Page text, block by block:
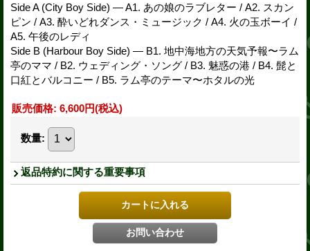
Side A (City Boy Side) — A1. あの娘のラブレター / A2. スカン
ピン / A3. 酔いどれダンス・ミュージック / A4. 火の玉ボーイ /
A5. 午後のレディ
Side B (Harbour Boy Side) — B1. 地中海地方の天気予報〜ラム
亭のママ / B2. ウェディング・ソング / B3. 魅惑の港 / B4. 髭と
口紅とバルコニー / B5. ラム亭のテーマ〜ホタルの光
販売価格: 6,600円(税込)
数量:
返品特約に関する重要事項